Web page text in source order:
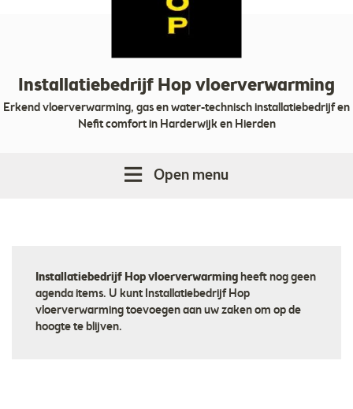
Installatiebedrijf Hop vloerverwarming
Erkend vloerverwarming, gas en water-technisch installatiebedrijf en
Nefit comfort in Harderwijk en Hierden
Open menu
Installatiebedrijf Hop vloerverwarmingheeft nog geen
agenda items. U kunt Installatiebedrijf Hop
vloerverwarming toevoegen aan uw zaken om op de
hoogte te blijven.